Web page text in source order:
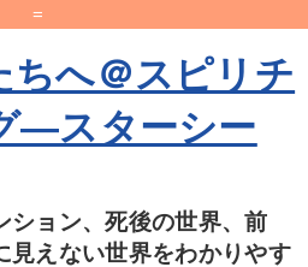
=
ちへ＠スピリチ
―スターシー
ション、死後の世界、前
見えない世界をわかりやす